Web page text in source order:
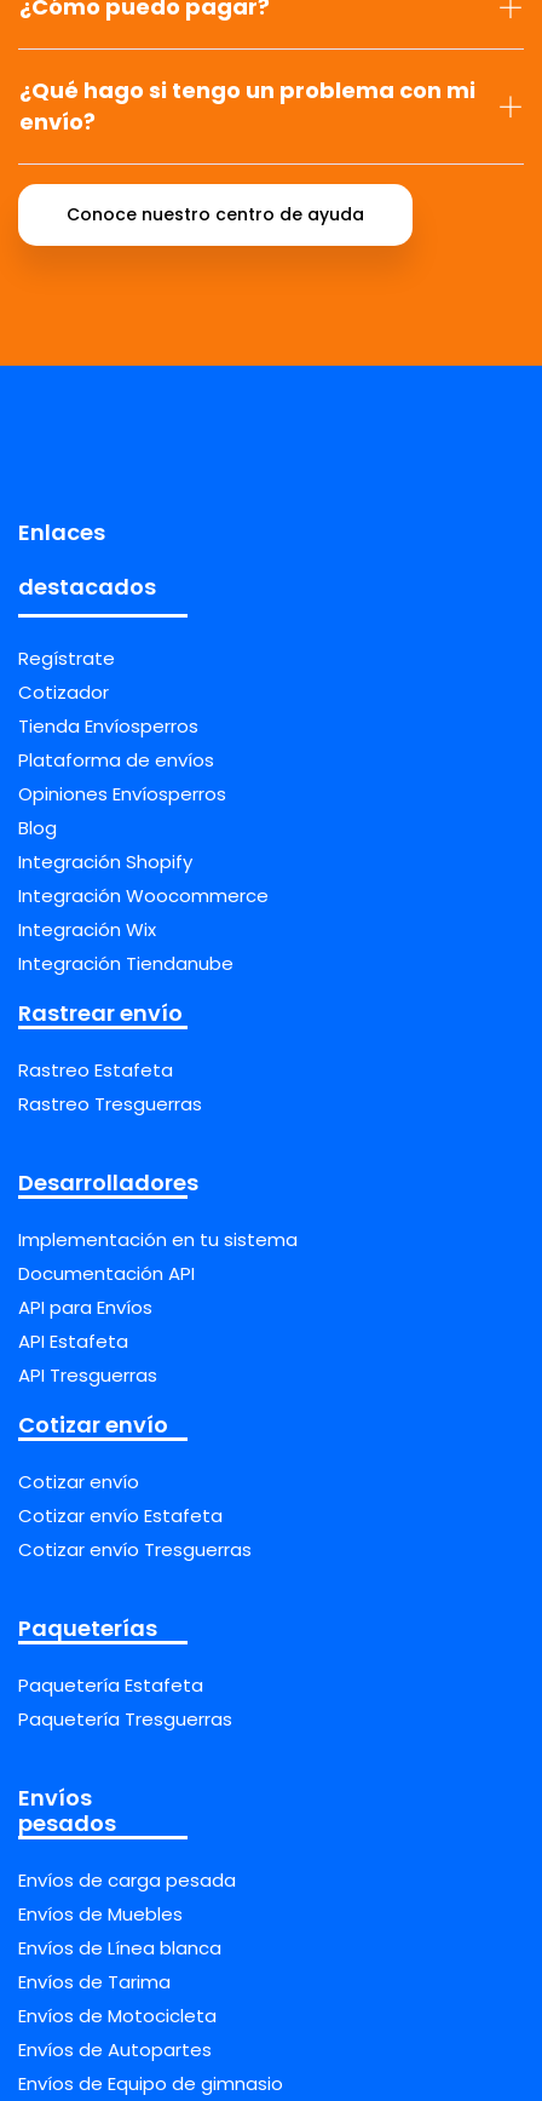
¿Cómo puedo pagar?
¿Qué hago si tengo un problema con mi
envío?
Conoce nuestro centro de ayuda
Enlaces
destacados
Regístrate
Cotizador
Tienda Envíosperros
Plataforma de envíos
Opiniones Envíosperros
Blog
Integración Shopify
Integración Woocommerce
Integración Wix
Integración Tiendanube
Rastrear envío
Rastreo Estafeta
Rastreo Tresguerras
Desarrolladores
Implementación en tu sistema
Documentación API
API para Envíos
API Estafeta
API Tresguerras
Cotizar envío
Cotizar envío
Cotizar envío Estafeta
Cotizar envío Tresguerras
Paqueterías
Paquetería Estafeta
Paquetería Tresguerras
Envíos
pesados
Envíos de carga pesada
Envíos de Muebles
Envíos de Línea blanca
Envíos de Tarima
Envíos de Motocicleta
Envíos de Autopartes
Envíos de Equipo de gimnasio